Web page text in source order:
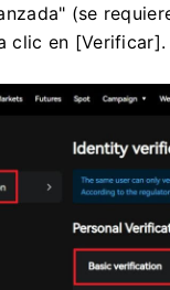
(se
clic en [Verificar].